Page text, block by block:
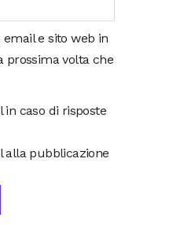
e sito web in
prossima volta che
in caso di risposte
alla pubblicazione